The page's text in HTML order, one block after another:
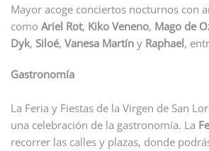
Mayor acoge conciertos nocturnos con
como Ariel Rot, Kiko Veneno, Mago de
Dyk, Siloé, Vanesa Martín y Raphael,
Gastronomía
La Feria y Fiestas de la Virgen de San
una celebración de la gastronomía. La
recorrer las calles y plazas, donde